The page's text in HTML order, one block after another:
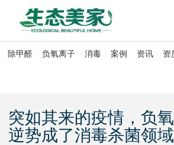
除甲醛 负氧离子 消毒 案例 资讯 资
突如其来的疫情，负
逆势成了消毒杀菌领